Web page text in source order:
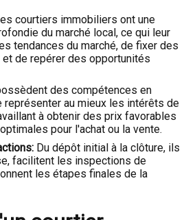
courtiers immobiliers ont une
du marché local, ce qui leur
tendances du marché, de fixer des
de repérer des opportunités
des compétences en
représenter au mieux les intérêts de
à obtenir des prix favorables
pour l'achat ou la vente.
Du dépôt initial à la clôture, ils
facilitent les inspections de
les étapes finales de la